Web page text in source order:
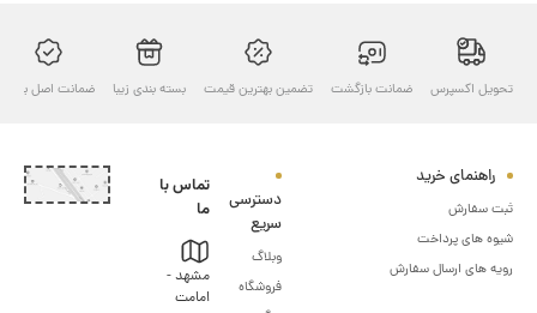
اکسپرس ضمانت بازگشت تضمین بهترین قیمت بسته بندی زیبا ضمانت اصل بودن ارسال
خرید
پرداخت
ارسال سفارش
دسترسی
ما
مشهد -